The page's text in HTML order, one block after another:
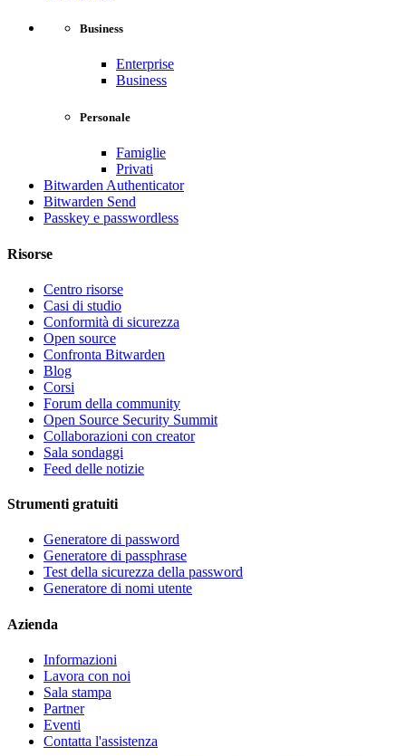
Business
Enterprise
Business
Personale
Famiglie
Privati
Bitwarden Authenticator
Bitwarden Send
Passkey e passwordless
Risorse
Centro risorse
Casi di studio
Conformità di sicurezza
Open source
Confronta Bitwarden
Blog
Corsi
Forum della community
Open Source Security Summit
Collaborazioni con creator
Sala sondaggi
Feed delle notizie
Strumenti gratuiti
Generatore di password
Generatore di passphrase
Test della sicurezza della password
Generatore di nomi utente
Azienda
Informazioni
Lavora con noi
Sala stampa
Partner
Eventi
Contatta l'assistenza